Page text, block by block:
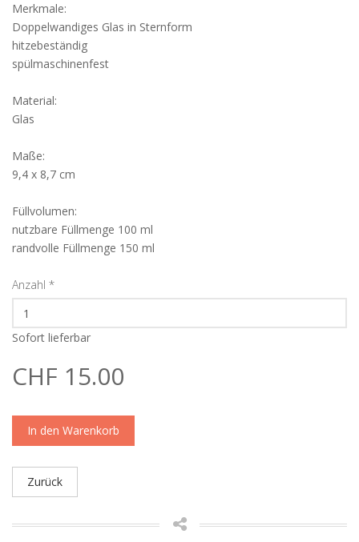
Merkmale:
Doppelwandiges Glas in Sternform
hitzebeständig
spülmaschinenfest
Material:
Glas
Maße:
9,4 x 8,7 cm
Füllvolumen:
nutzbare Füllmenge 100 ml
randvolle Füllmenge 150 ml
Anzahl *
Sofort lieferbar
CHF 15.00
In den Warenkorb
Zurück